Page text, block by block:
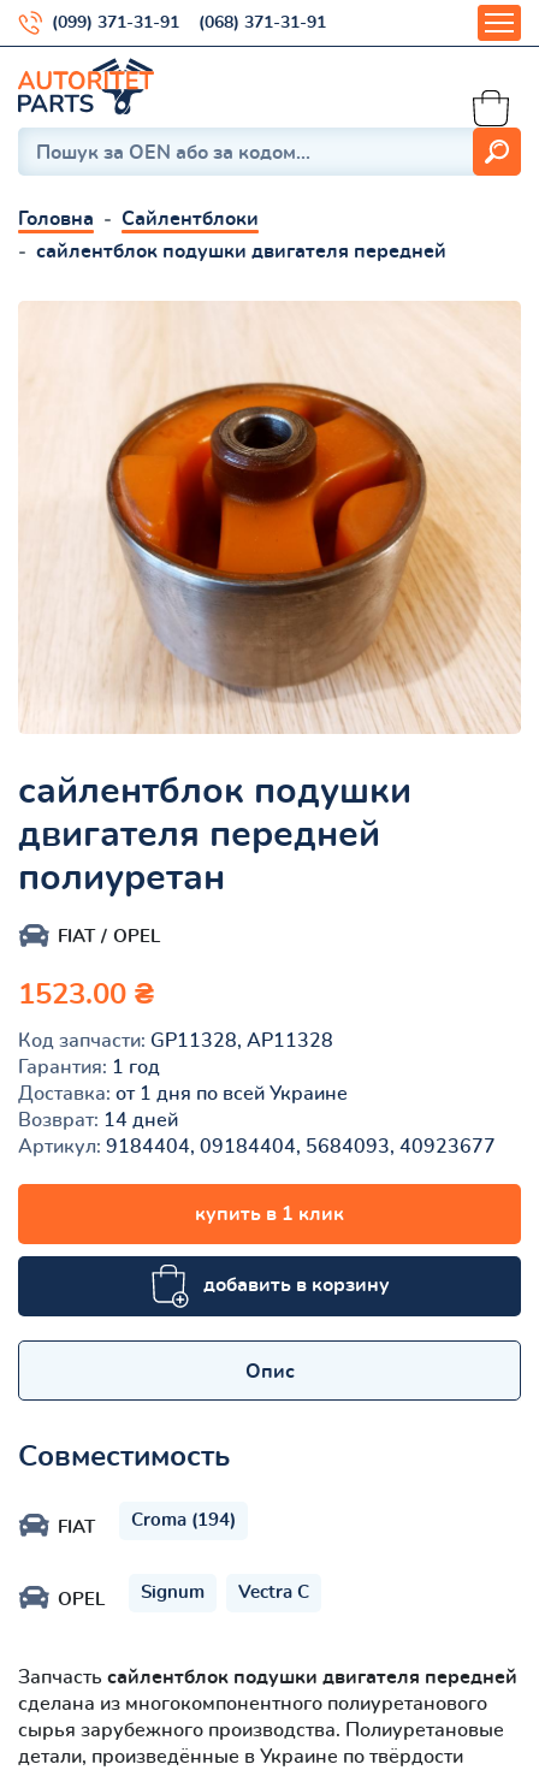
(099) 371-31-91 (068) 371-31-91
Головна
Сайлентблоки
сайлентблок подушки двигателя передней
сайлентблок подушки
двигателя передней
полиуретан
FIAT OPEL
1523.00 ₴
Код запчасти: GP11328, AP11328
Гарантия: 1 год
Доставка: от 1 дня по всей Украине
Возврат: 14 дней
Артикул: 9184404, 09184404, 5684093, 40923677
купить в 1 клик
добавить в корзину
Опис
Совместимость
FIAT Croma (194)
OPEL Signum Vectra C
Запчасть сайлентблок подушки двигателя передней
сделана из многокомпонентного полиуретанового
сырья зарубежного производства. Полиуретановые
детали, произведённые в Украине по твёрдости